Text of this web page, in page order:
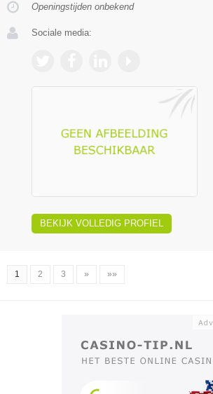
Openingstijden onbekend
Sociale media:
BEKIJK VOLLEDIG PROFIEL
1 2 3 » »»